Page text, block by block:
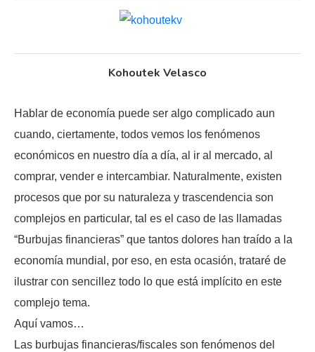
Kohoutek Velasco
Hablar de economía puede ser algo complicado aun
cuando, ciertamente, todos vemos los fenómenos
económicos en nuestro día a día, al ir al mercado, al
comprar, vender e intercambiar. Naturalmente, existen
procesos que por su naturaleza y trascendencia son
complejos en particular, tal es el caso de las llamadas
“Burbujas financieras” que tantos dolores han traído a la
economía mundial, por eso, en esta ocasión, trataré de
ilustrar con sencillez todo lo que está implícito en este
complejo tema.
Aquí vamos…
Las burbujas financieras/fiscales son fenómenos del